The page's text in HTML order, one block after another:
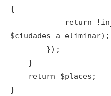
{
$ciudades_a_eliminar);